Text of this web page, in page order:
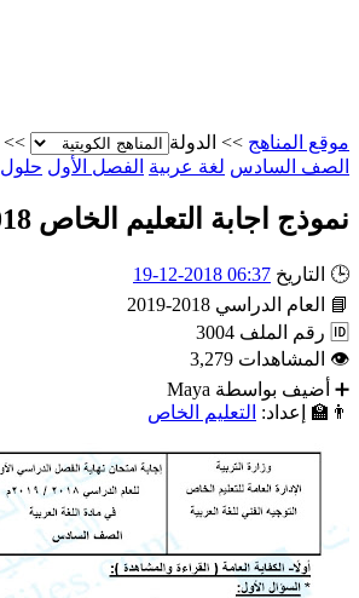
موقع المناهج >> الدولة >>
الصف السادس لغة عربية الفصل الأول حلول
نموذج اجابة التعليم الخاص 2018/
🕒 التاريخ 06:37 2018-12-19
📘
العام الدراسي 2018-2019
🆔 رقم الملف 3004
👁 المشاهدات 3,279
➕ أضيف بواسطة Maya
👨‍🏫
إعداد: التعليم الخاص